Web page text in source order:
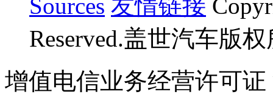
Sources 友情链接
Reserved.盖世汽车版
增值电信业务经营许可证